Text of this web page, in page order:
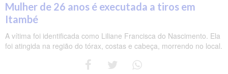
Mulher de 26 anos é executada a tiros em
Itambé
A vítima foi identificada como Liliane Francisca do Nascimento. Ela
foi atingida na região do tórax, costas e cabeça, morrendo no local.